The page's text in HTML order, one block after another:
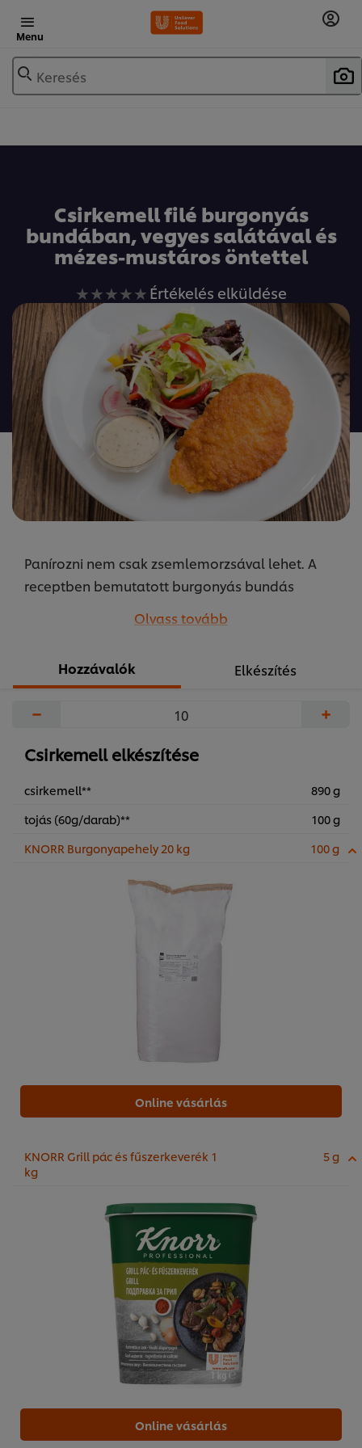
Menu
Keresés
Csirkemell filé burgonyás
bundában, vegyes salátával és
mézes-mustáros öntettel
Nem
küldtek
be
értékelést
ehhez
a(z)
recipe
elemhez
Értékelés elküldése
Panírozni nem csak zsemlemorzsával lehet. A
receptben bemutatott burgonyás bundás
receptet készítette Szikora Péter, az UFS
Olvass tovább
Hozzávalók Elkészítés
− +
Csirkemell elkészítése
csirkemell**
890 g
tojás (60g/darab)**
100 g
KNORR Burgonyapehely 20 kg
100 g
Online vásárlás
KNORR Grill pác és fűszerkeverék 1
kg
5 g
Online vásárlás